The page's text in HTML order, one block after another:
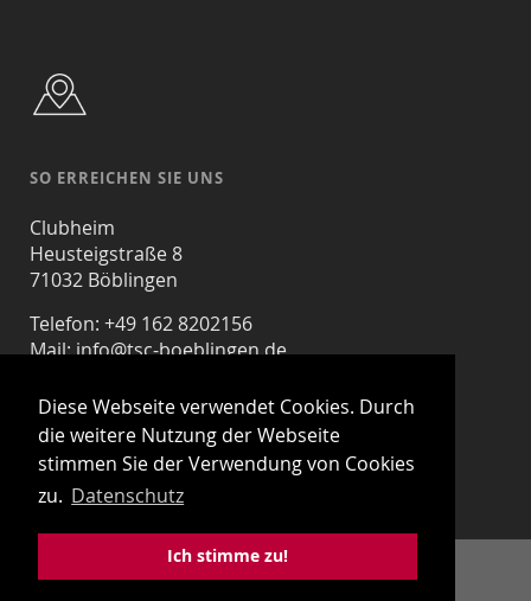
Diese Webseite verwendet Cookies. Durch
die weitere Nutzung der Webseite
stimmen Sie der Verwendung von Cookies
zu. Datenschutz
Ich stimme zu!
SO ERREICHEN SIE UNS
Clubheim
Heusteigstraße 8
71032 Böblingen
Telefon: +49 162 8202156
Mail:info@tsc-boeblingen.de
instagram.com/tscrotweiss